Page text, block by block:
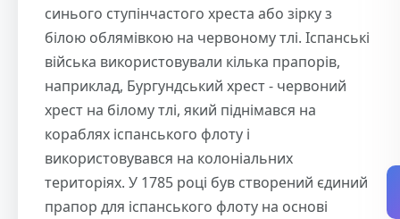
синього ступінчастого хреста або зірку з
білою облямівкою на червоному тлі. Іспанські
війська використовували кілька прапорів,
наприклад, Бургундський хрест - червоний
хрест на білому тлі, який піднімався на
кораблях іспанського флоту і
використовувався на колоніальних
територіях. У 1785 році був створений єдиний
прапор для іспанського флоту на основі